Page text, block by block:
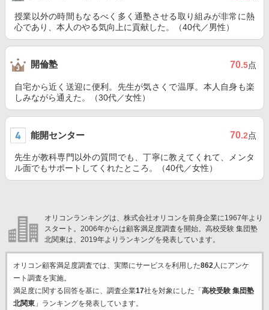
授業以外の時間もなるべく多く通塾させる取り組みが非常に熱
心であり、本人のやる気向上に貢献した。（40代／男性）
開倫塾 70.5点
自宅から近く送迎に便利。先生が気さくで温厚。本人自身も楽
しみながら通えた。（30代／女性）
能開センター 70.2点
先生が教科専門以外の質問でも、丁寧に教えてくれて、メンタ
ル面でもサポートしてくれたところ。（40代／女性）
オリコンランキングは、株式会社オリコンを前身企業に1967年より
スタート。2006年からは顧客満足度調査を開始。高校受験 集団塾
北関東は、2019年よりランキングを発表しています。
オリコン顧客満足度調査では、実際にサービスを利用した862人にアンケ
ート調査を実施。
満足度に関する回答を基に、調査企業17社を対象にした「 高校受験 集団塾
北関東」ランキングを発表しています。